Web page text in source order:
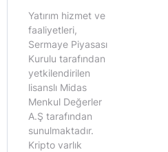
Yatırım hizmet ve
faaliyetleri,
Sermaye Piyasası
Kurulu tarafından
yetkilendirilen
lisanslı Midas
Menkul Değerler
A.Ş tarafından
sunulmaktadır.
Kripto varlık